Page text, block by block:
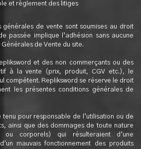
et règlement des litiges
générales de vente sont soumises au droit
passée implique l’adhésion sans aucune
de Vente du site.
et des non commerçants ou des
à la vente (prix, produit, CGV etc.), le
compétent. Repliksword se réserve le droit
les présentes conditions générales de
pour responsable de l’utilisation ou de
ainsi que des dommages de toute nature
ou corporels) qui résulteraient d’une
mauvais fonctionnement des produits